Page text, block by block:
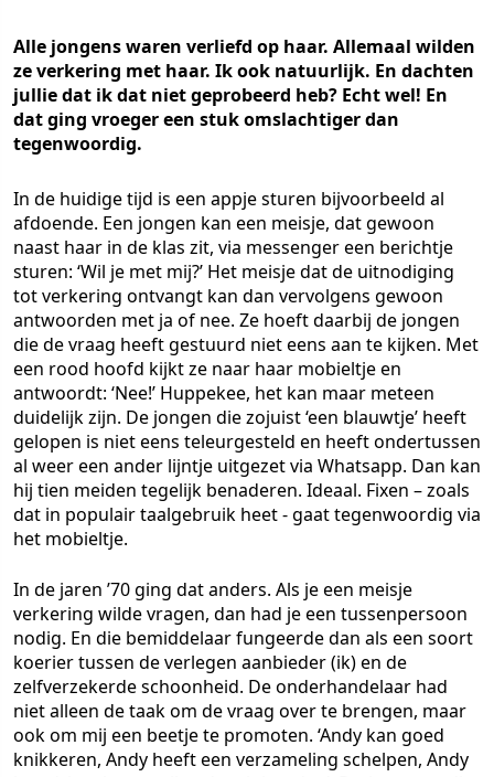
Alle jongens waren verliefd op haar. Allemaal wilden
ze verkering met haar. Ik ook natuurlijk. En dachten
jullie dat ik dat niet geprobeerd heb? Echt wel! En
dat ging vroeger een stuk omslachtiger dan
tegenwoordig.
In de huidige tijd is een appje sturen bijvoorbeeld al
afdoende. Een jongen kan een meisje, dat gewoon
naast haar in de klas zit, via messenger een berichtje
sturen: ‘Wil je met mij?’ Het meisje dat de uitnodiging
tot verkering ontvangt kan dan vervolgens gewoon
antwoorden met ja of nee. Ze hoeft daarbij de jongen
die de vraag heeft gestuurd niet eens aan te kijken. Met
een rood hoofd kijkt ze naar haar mobieltje en
antwoordt: ‘Nee!’ Huppekee, het kan maar meteen
duidelijk zijn. De jongen die zojuist ‘een blauwtje’ heeft
gelopen is niet eens teleurgesteld en heeft ondertussen
al weer een ander lijntje uitgezet via Whatsapp. Dan kan
hij tien meiden tegelijk benaderen. Ideaal. Fixen – zoals
dat in populair taalgebruik heet - gaat tegenwoordig via
het mobieltje.
In de jaren ’70 ging dat anders. Als je een meisje
verkering wilde vragen, dan had je een tussenpersoon
nodig. En die bemiddelaar fungeerde dan als een soort
koerier tussen de verlegen aanbieder (ik) en de
zelfverzekerde schoonheid. De onderhandelaar had
niet alleen de taak om de vraag over te brengen, maar
ook om mij een beetje te promoten. ‘Andy kan goed
knikkeren, Andy heeft een verzameling schelpen, Andy